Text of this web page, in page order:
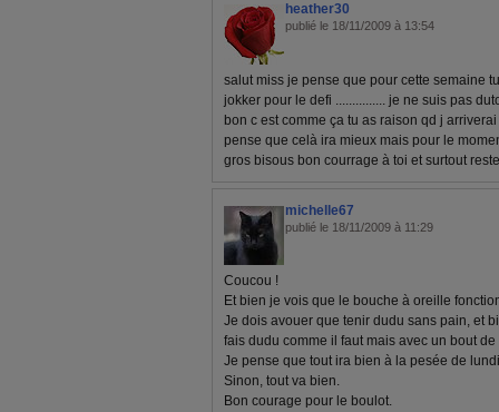
heather30
publié le 18/11/2009 à 13:54
salut miss je pense que pour cette semaine
jokker pour le defi ............... je ne suis pas
bon c est comme ça tu as raison qd j
pense que celà ira mieux mais pour le
gros bisous bon courrage à toi et surtout
michelle67
publié le 18/11/2009 à 11:29
Coucou !
Et bien je vois que le bouche à oreille
Je dois avouer que tenir dudu sans pain, et
fais dudu comme il faut mais avec un bout de
Je pense que tout ira bien à la pesée de
Sinon, tout va bien.
Bon courage pour le boulot.